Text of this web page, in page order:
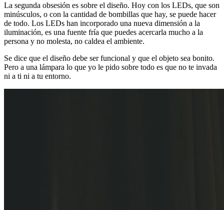
La segunda obsesión es sobre el diseño. Hoy con los LEDs, que son
minúsculos, o con la cantidad de bombillas que hay, se puede hacer
de todo. Los LEDs han incorporado una nueva dimensión a la
iluminación, es una fuente fría que puedes acercarla mucho a la
persona y no molesta, no caldea el ambiente.
Se dice que el diseño debe ser funcional y que el objeto sea bonito.
Pero a una lámpara lo que yo le pido sobre todo es que no te invada
ni a ti ni a tu entorno.